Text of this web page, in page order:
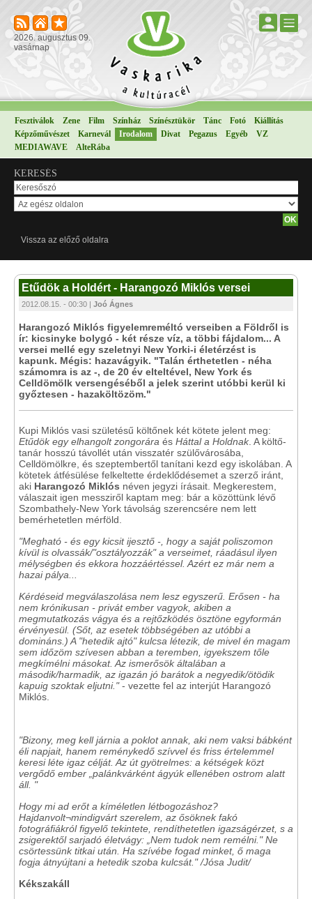
2026. augusztus 09.
vasárnap
Fesztiválok Zene Film Színház Színésztükör Tánc Fotó
Kiállítás
Képzőművészet
Karnevál Irodalom Divat Pegazus Egyéb
VZ
MEDIAWAVE
AlteRába
KERESÉS
Vissza az előző oldalra
Etűdök a Holdért - Harangozó Miklós versei
2012.08.15. - 00:30 | Joó Ágnes
Harangozó Miklós figyelemreméltó verseiben a Földről is
ír: kicsinyke bolygó - két része víz, a többi fájdalom... A
versei mellé egy szeletnyi New Yorki-i életérzést is
kapunk. Mégis: hazavágyik. "Talán érthetetlen - néha
számomra is az -, de 20 év elteltével, New York és
Celldömölk versengéséből a jelek szerint utóbbi kerül ki
győztesen - hazaköltözöm."
Kupi Miklós vasi születésű költőnek két kötete jelent meg:
Etűdök egy elhangolt zongorára és Háttal a Holdnak. A költő-
tanár hosszú távollét után visszatér szülővárosába,
Celldömölkre, és szeptembertől tanítani kezd egy iskolában. A
kötetek átfésülése felkeltette érdeklődésemet a szerző iránt,
aki Harangozó Miklós néven jegyzi írásait. Megkerestem,
válaszait igen messziről kaptam meg: bár a közöttünk lévő
Szombathely-New York távolság szerencsére nem lett
bemérhetetlen mérföld.
"Megható - és egy kicsit ijesztő -, hogy a saját poliszomon
kívül is olvassák/"osztályozzák" a verseimet, ráadásul ilyen
mélységben és ekkora hozzáértéssel. Azért ez már nem a
hazai pálya...
Kérdéseid megválaszolása nem lesz egyszerű. Erősen - ha
nem krónikusan - privát ember vagyok, akiben a
megmutatkozás vágya és a rejtőzködés ösztöne egyformán
érvényesül. (Sőt, az esetek többségében az utóbbi a
domináns.) A "hetedik ajtó" kulcsa létezik, de mivel én magam
sem időzöm szívesen abban a teremben, igyekszem tőle
megkímélni másokat. Az ismerősök általában a
második/harmadik, az igazán jó barátok a negyedik/ötödik
kapuig szoktak eljutni."- vezette fel az interjút Harangozó
Miklós.
"Bizony, meg kell járnia a poklot annak, aki nem vaksi bábként
éli napjait, hanem reménykedő szívvel és friss értelemmel
keresi léte igaz célját. Az út gyötrelmes: a kétségek közt
vergődő ember „palánkvárként ágyúk ellenében ostrom alatt
áll. "
Hogy mi ad erőt a kíméletlen létbogozáshoz?
Hajdanvolt¬mindigvárt szerelem, az ősöknek fakó
fotográfiákról figyelő tekintete, rendíthetetlen igazságérzet, s a
zsigerektől sarjadó életvágy: „Nem tudok nem remélni." Ne
csörtessünk titkai után. Ha szívébe fogad minket, ő maga
fogja átnyújtani a hetedik szoba kulcsát." /Jósa Judit/
Kékszakáll